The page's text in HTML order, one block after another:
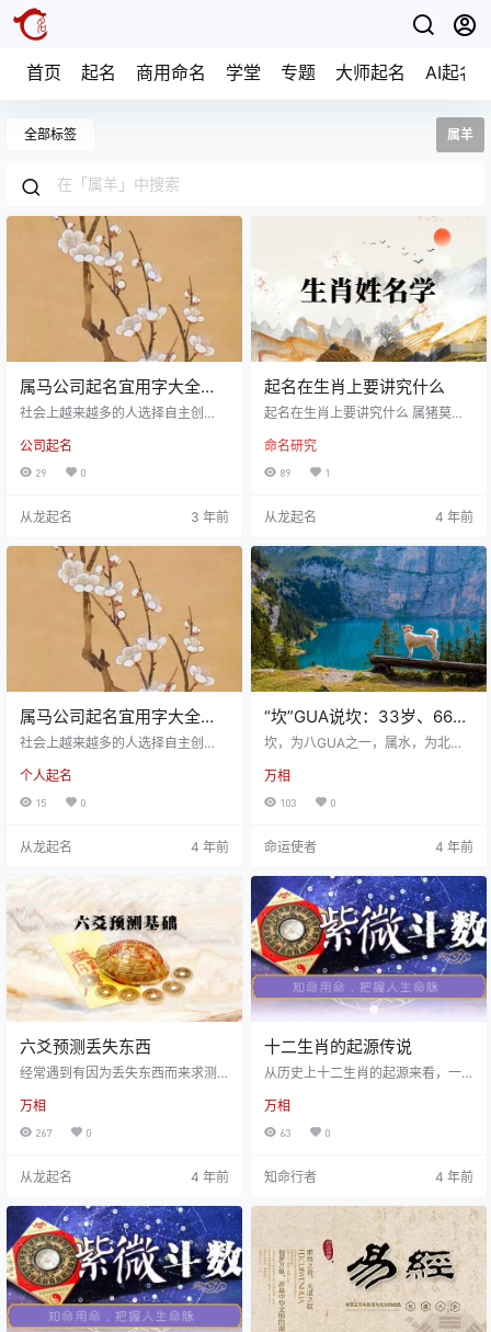
首页 起名 商用命名 学堂 专题 大师起名 AI起名
全部标签 属羊
属马公司起名宜用字大全免
费 旺运的企业取名推荐
社会上越来越多的人选择自主创
司都少不了公司起名，不同的创业
者自身YS也会影响到公司的发展，
马人开公司适合用哪些字呢？ 生肖
形、彦、雕、影、衫、等有(彡)字形
与部首。 【糸】红、绒、绥、纪、
纣、约、纾、等有(糸)字形与部首。
【巾】布、市、帛、帝、常、裳、
帆、等有(巾)字形与部首。…
公司起名
29 0
从龙起名 3 年前
起名在生肖上要讲究什么
起名在生肖上要讲究什么 属猪莫叫
合属相。属相，即十二生肖，是中
国与十二地支相配以人出生年份的
鼠、丑牛、寅虎、卯兔、辰龙、巳
狗、亥猪。 古时起名，有配合本人
生肖之俗，并认为配合好坏，将影
响这个人一生的JX。例如，属老鼠
的，叫个柳字，子卯相刑，自己与
自己过不去。类似的还有属龙的叫
默字…
命名研究
89 1
从龙起名 4 年前
属马公司起名宜用字大全免
费 旺运的企业取名推荐
社会上越来越多的人选择自主创
司都少不了公司起名，不同的创业
者自身YS也会影响到公司的发展，
十二生肖不同生肖属相的人在开公
马人开公司适合用哪些字呢？ 生肖
彬、彤、形、彦、雕、影、衫、等
有(彡)字形与部首。 【糸】红、绒、
绥、纪、纣、约、纾、等有(糸)字形
与部首。 【巾】布、市、帛、帝、
常、裳、帆、等有(巾)字形…
个人起名
15 0
从龙起名 4 年前
“坎”GUA说坎：33岁、66
岁、73岁… 人一辈子到底有
坎，为八GUA之一，属水，为北，
意，坎在八宅中为“绝命”本位。“xx
岁是道坎”是个老生常谈的话题，形
容多少岁容易有难。有几个岁数最
十三，乱刀斩”的说法，北方常说“三
岁做寿酒的习俗，原因就在于这年
容易过得结巴，要大家一起来助
力。而后还有45岁，再往后就是更
为老生常谈的几句坎儿话： “人过五
十…
万相
103 0
命运使者 4 年前
六爻预测丢失东西
经常遇到有因为丢失东西而来求测
钱财、电动车等等，五花八门，这
在六爻预测并不难，取准了用神，
就好办多了，一般来说，六爻测失
有失，以子孙爻为用；文书、证件
都要以财爻为主来看。别的奇形怪
状的物品各有对应的用神，具体细
则如下： A，失物可寻之象：（1）
用神在内GUA本官，无伤无劫，失
物未出家门，可寻。（2）用神旺
相…
万相
267 0
从龙起名 4 年前
十二生肖的起源传说
从历史上十二生肖的起源来看，一
著《论衡》视为最早记载十二生肖
的文献。 《论衡·物势》载：“寅，木
也，其禽，虎也。戌，土也，其
也。酉，鸡也。卯，兔也。……亥，
巳，蛇也。申，猴也。”以上引文，
只有十一种生肖，所缺者为龙。该
书《言毒篇》又说：“辰为龙，巳为
蛇，辰、巳之位在东南，这便是十
二生肖的最早文献记载了。 再以…
万相
63 0
知命行者 4 年前